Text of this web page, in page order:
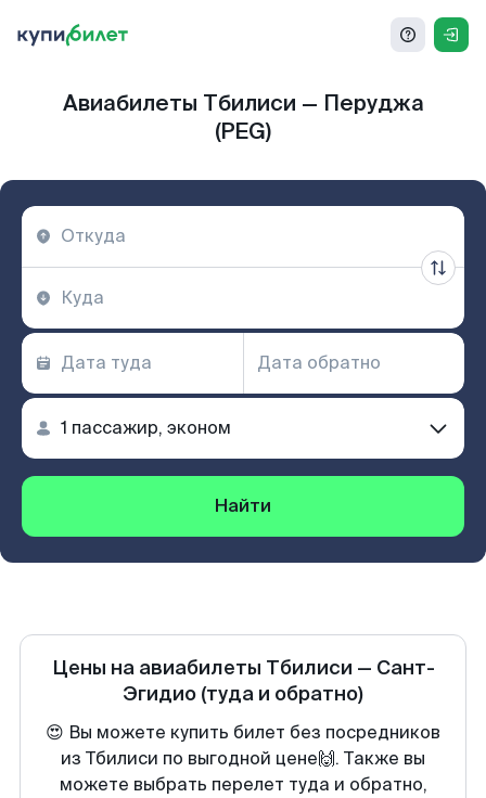
Авиабилеты Тбилиси — Перуджа
(PEG)
Найти
Цены на авиабилеты Тбилиси — Сант-
Эгидио (туда и обратно)
😍 Вы можете купить билет без посредников
из Тбилиси по выгодной цене🙌. Также вы
можете выбрать перелет туда и обратно,